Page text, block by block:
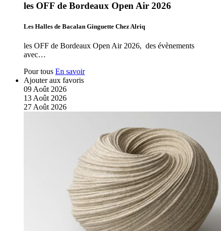
les OFF de Bordeaux Open Air 2026
Les Halles de Bacalan Ginguette Chez Alriq
les OFF de Bordeaux Open Air 2026, des évènements
avec…
Pour tous En savoir
Ajouter aux favoris
09 Août 2026
13 Août 2026
27 Août 2026